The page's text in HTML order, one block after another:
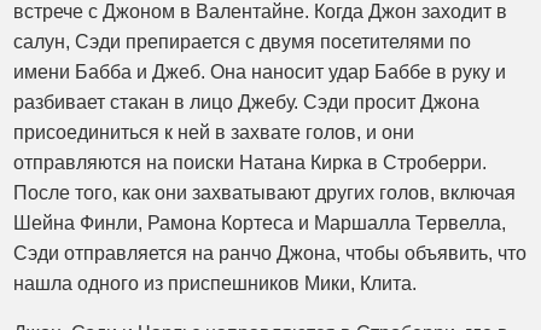
встрече с Джоном в Валентайне. Когда Джон заходит в
салун, Сэди препирается с двумя посетителями по
имени Бабба и Джеб. Она наносит удар Баббе в руку и
разбивает стакан в лицо Джебу. Сэди просит Джона
присоединиться к ней в захвате голов, и они
отправляются на поиски Натана Кирка в Строберри.
После того, как они захватывают других голов, включая
Шейна Финли, Рамона Кортеса и Маршалла Тервелла,
Сэди отправляется на ранчо Джона, чтобы объявить, что
нашла одного из приспешников Мики, Клита.